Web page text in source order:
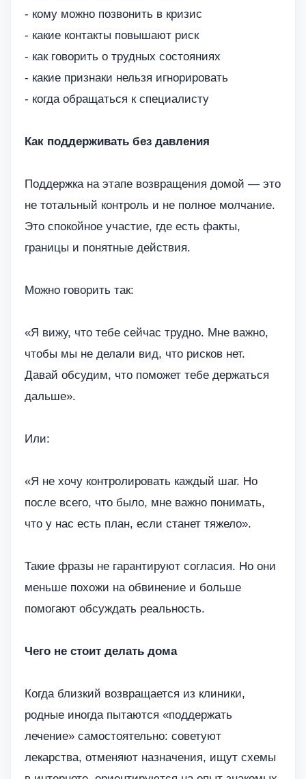
- кому можно позвонить в кризис
- какие контакты повышают риск
- как говорить о трудных состояниях
- какие признаки нельзя игнорировать
- когда обращаться к специалисту
Как поддерживать без давления
Поддержка на этапе возвращения домой — это
не тотальный контроль и не полное молчание.
Это спокойное участие, где есть факты,
границы и понятные действия.
Можно говорить так:
«Я вижу, что тебе сейчас трудно. Мне важно,
чтобы мы не делали вид, что рисков нет.
Давай обсудим, что поможет тебе держаться
дальше».
Или:
«Я не хочу контролировать каждый шаг. Но
после всего, что было, мне важно понимать,
что у нас есть план, если станет тяжело».
Такие фразы не гарантируют согласия. Но они
меньше похожи на обвинение и больше
помогают обсуждать реальность.
Чего не стоит делать дома
Когда близкий возвращается из клиники,
родные иногда пытаются «поддержать
лечение» самостоятельно: советуют
лекарства, отменяют назначения, ищут схемы